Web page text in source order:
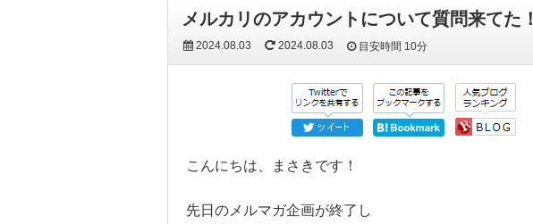
メルカリのアカウントについて質問来てた！
2024.08.03 2024.08.03 目安時間 10分
こんにちは、まさきです！
先日のメルマガ企画が終了し